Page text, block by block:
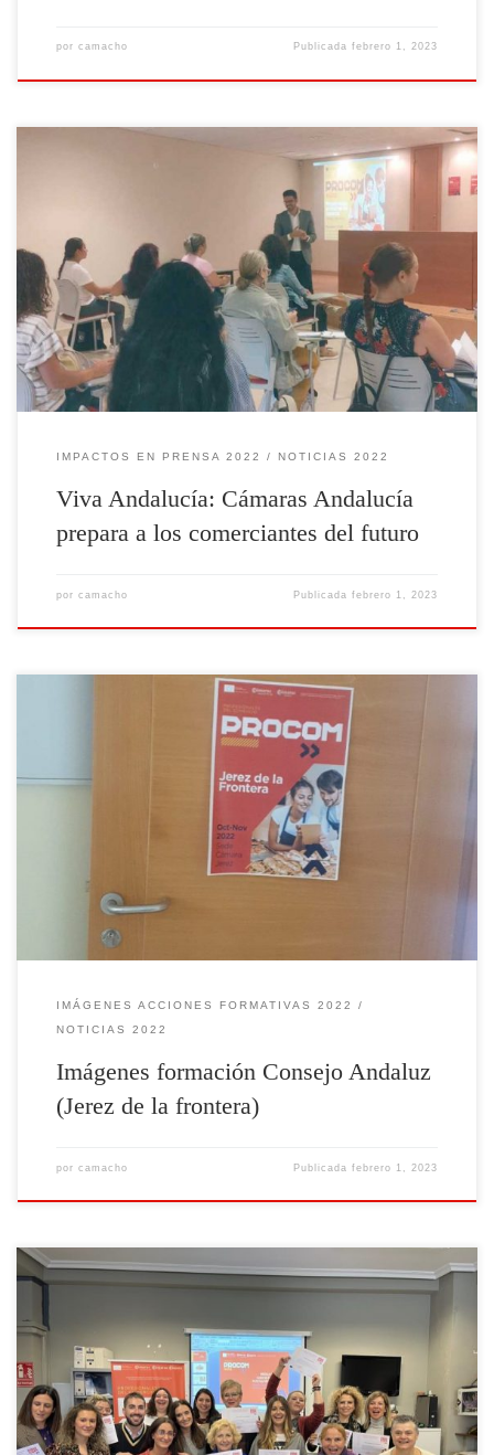
por camacho Publicadafebrero 1, 2023
IMPACTOS EN PRENSA 2022 NOTICIAS 2022
Viva Andalucía: Cámaras Andalucía
prepara a los comerciantes del futuro
por camacho Publicadafebrero 1, 2023
Imágenes formación Consejo Andaluz (Jerez de la frontera) celebrada
de 17 de octubre a 23 de diciembre de 2023.
IMÁGENES ACCIONES FORMATIVAS 2022
NOTICIAS 2022
Imágenes formación Consejo Andaluz
(Jerez de la frontera)
por camacho Publicadafebrero 1, 2023